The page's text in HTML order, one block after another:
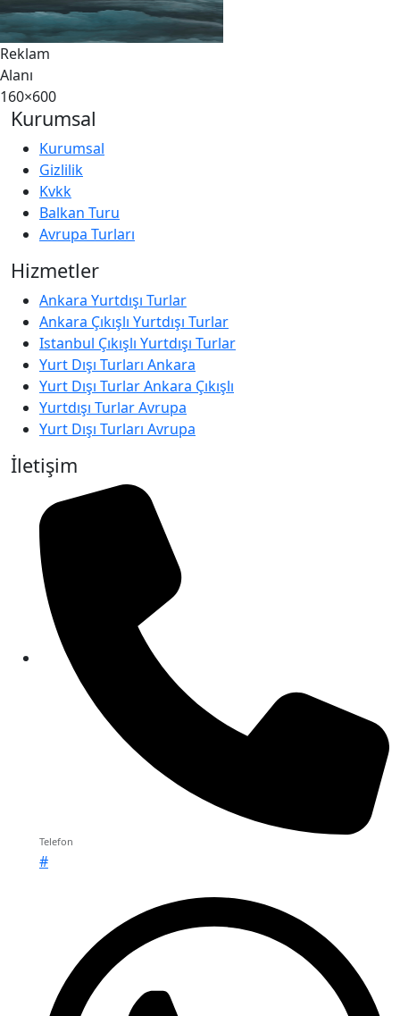
Reklam
Alanı
160×600
Kurumsal
Kurumsal
Gizlilik
Kvkk
Balkan Turu
Avrupa Turları
Hizmetler
Ankara Yurtdışı Turlar
Ankara Çıkışlı Yurtdışı Turlar
Istanbul Çıkışlı Yurtdışı Turlar
Yurt Dışı Turları Ankara
Yurt Dışı Turlar Ankara Çıkışlı
Yurtdışı Turlar Avrupa
Yurt Dışı Turları Avrupa
İletişim
Telefon
#